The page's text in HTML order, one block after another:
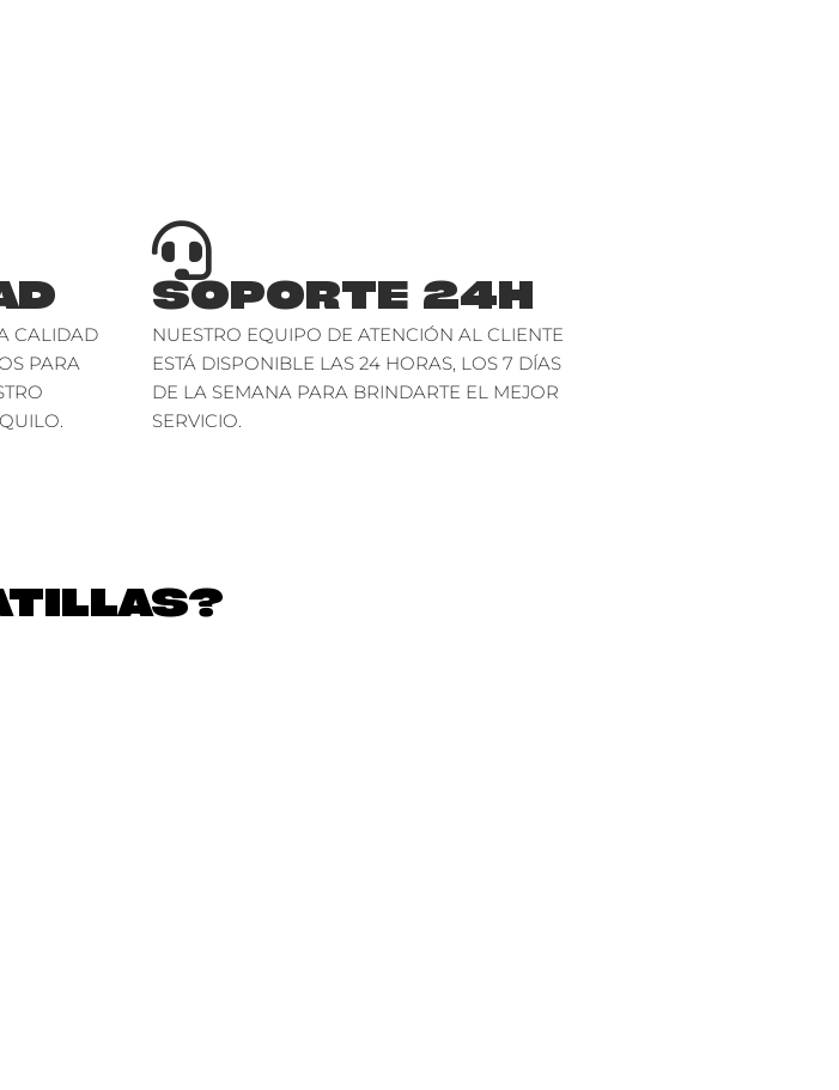
CALIDAD
PARA
SOPORTE 24H
NUESTRO EQUIPO DE ATENCIÓN AL CLIENTE
ESTÁ DISPONIBLE LAS 24 HORAS, LOS 7 DÍAS
DE LA SEMANA PARA BRINDARTE EL MEJOR
SERVICIO.